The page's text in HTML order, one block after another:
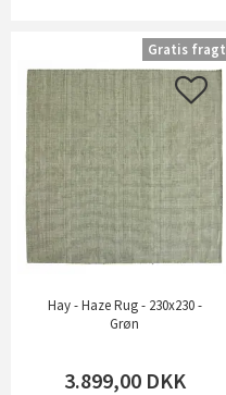
Hay - Haze Rug - 230x230 -
Grøn
3.899,00 DKK
Gratis fragt